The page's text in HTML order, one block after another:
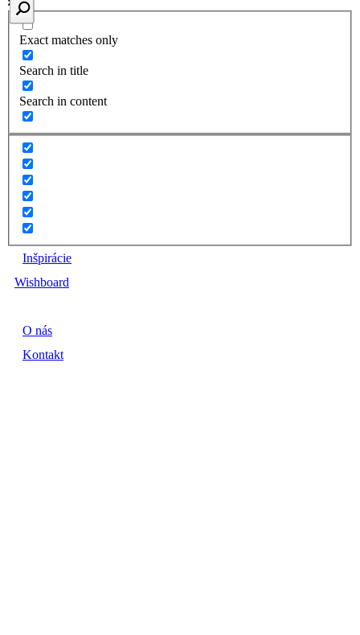
Exact matches only
Search in title
Search in content
Inšpirácie
Wishboard
O nás
Kontakt